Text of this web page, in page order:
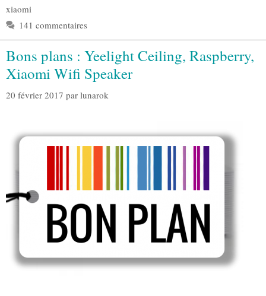
xiaomi
141 commentaires
Bons plans : Yeelight Ceiling, Raspberry,
Xiaomi Wifi Speaker
20 février 2017 par lunarok